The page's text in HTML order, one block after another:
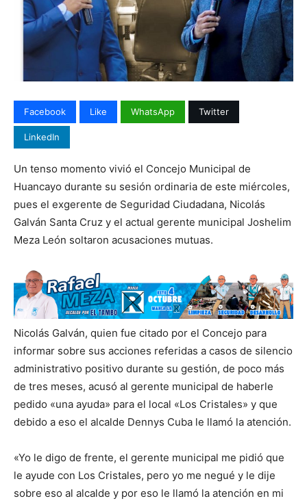
Facebook Like WhatsApp Twitter
LinkedIn
Un tenso momento vivió el Concejo Municipal de
Huancayo durante su sesión ordinaria de este miércoles,
pues el exgerente de Seguridad Ciudadana, Nicolás
Galván Santa Cruz y el actual gerente municipal Joshelim
Meza León soltaron acusaciones mutuas.
Nicolás Galván, quien fue citado por el Concejo para
informar sobre sus acciones referidas a casos de silencio
administrativo positivo durante su gestión, de poco más
de tres meses, acusó al gerente municipal de haberle
pedido «una ayuda» para el local «Los Cristales» y que
debido a eso el alcalde Dennys Cuba le llamó la atención.
«Yo le digo de frente, el gerente municipal me pidió que
le ayude con Los Cristales, pero yo me negué y le dije
sobre eso al alcalde y por eso le llamó la atención en mi